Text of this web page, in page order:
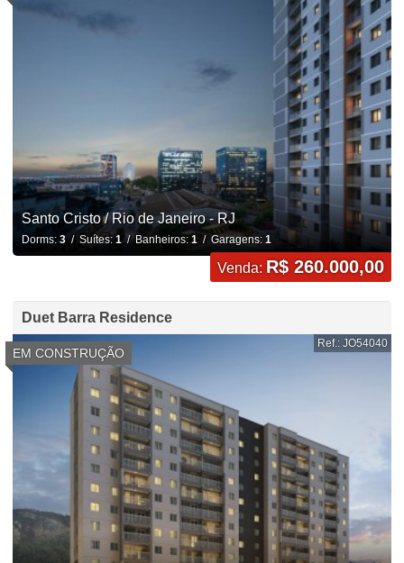
Santo Cristo / Rio de Janeiro - RJ
Dorms: 3/ Suítes:1/ Banheiros: 1 / Garagens: 1
Venda: R$ 260.000,00
Duet Barra Residence
EM CONSTRUÇÃO
Ref.: JO54040